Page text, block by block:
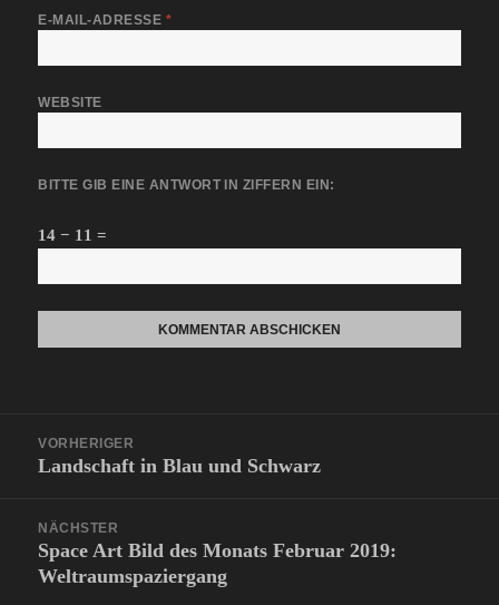
E-MAIL-ADRESSE *
WEBSITE
BITTE GIB EINE ANTWORT IN ZIFFERN EIN:
14 − 11 =
VORHERIGER
Vorheriger
Landschaft in Blau und Schwarz
NÄCHSTER
Nächster
Beitrag:
Space Art Bild des Monats Februar 2019:
Weltraumspaziergang